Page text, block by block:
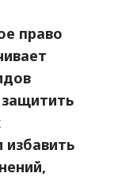
право
избавить